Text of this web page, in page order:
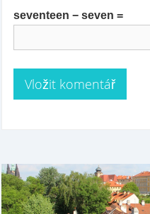
seventeen − seven =